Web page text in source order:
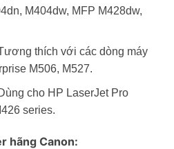
M404dw, MFP M428dw,
thích với các dòng máy
M506, M527.
cho HP LaserJet Pro
series.
hãng Canon: